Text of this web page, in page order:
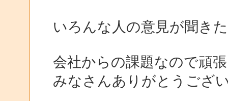
いろんな人の意見が聞き
会社からの課題なので頑
みなさんありがとうござ